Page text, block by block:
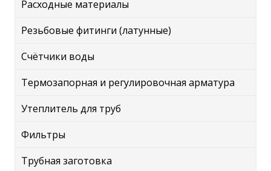
Расходные материалы
Резьбовые фитинги (латунные)
Счётчики воды
Термозапорная и регулировочная арматура
Утеплитель для труб
Фильтры
Трубная заготовка